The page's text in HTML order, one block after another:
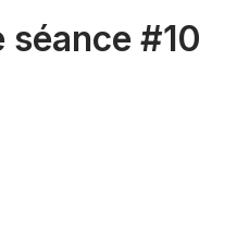
#10